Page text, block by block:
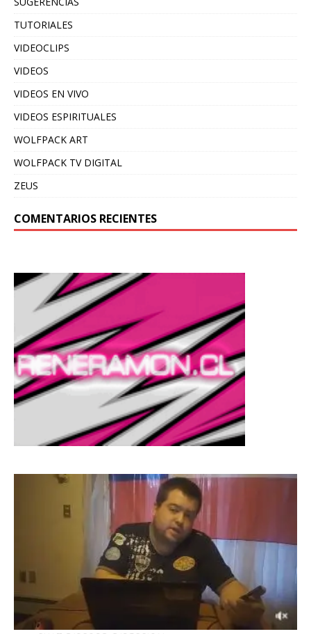
TUTORIALES
VIDEOCLIPS
VIDEOS
VIDEOS EN VIVO
VIDEOS ESPIRITUALES
WOLFPACK ART
WOLFPACK TV DIGITAL
ZEUS
COMENTARIOS RECIENTES